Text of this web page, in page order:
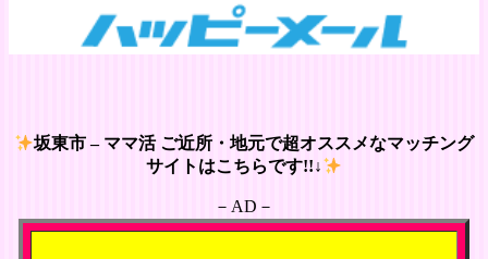
坂東市 – ママ活 ご近所・地元で超オススメなマッチング
サイトはこちらです!!↓
－AD－